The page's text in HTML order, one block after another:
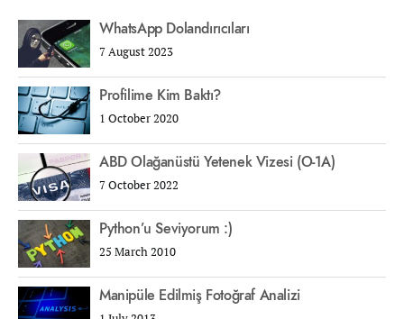
WhatsApp Dolandırıcıları
7 August 2023
Profilime Kim Baktı?
1 October 2020
ABD Olağanüstü Yetenek Vizesi (O-1A)
7 October 2022
Python’u Seviyorum :)
25 March 2010
Manipüle Edilmiş Fotoğraf Analizi